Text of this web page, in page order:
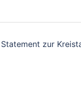
zur